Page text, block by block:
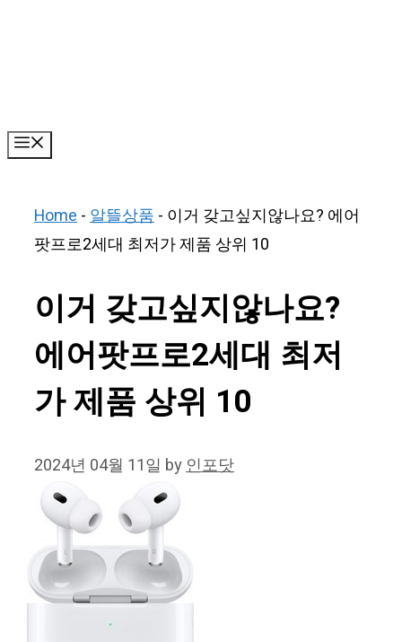
Home-알뜰상품- 이거 갖고싶지않나요? 에어
팟프로2세대 최저가 제품 상위 10
이거 갖고싶지않나요?
에어팟프로2세대 최저
가 제품 상위 10
2024년 04월 11일 by인포닷